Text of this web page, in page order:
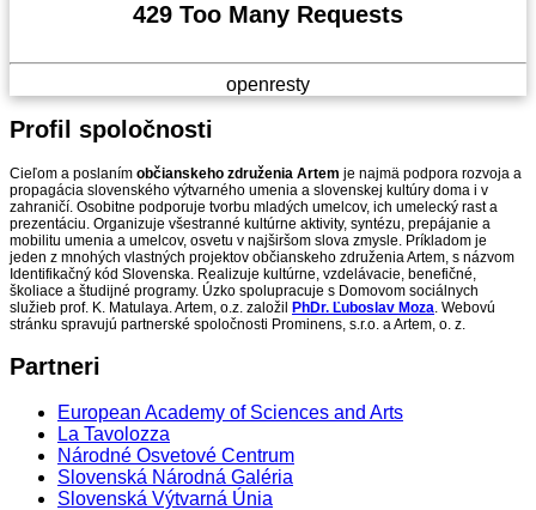
429 Too Many Requests
openresty
Profil spoločnosti
Cieľom a poslaním občianskeho združenia Artem je najmä podpora rozvoja a
propagácia slovenského výtvarného umenia a slovenskej kultúry doma i v
zahraničí. Osobitne podporuje tvorbu mladých umelcov, ich umelecký rast a
prezentáciu. Organizuje všestranné kultúrne aktivity, syntézu, prepájanie a
mobilitu umenia a umelcov, osvetu v najširšom slova zmysle. Príkladom je
jeden z mnohých vlastných projektov občianskeho združenia Artem, s názvom
Identifikačný kód Slovenska. Realizuje kultúrne, vzdelávacie, benefičné,
školiace a študijné programy. Úzko spolupracuje s Domovom sociálnych
služieb prof. K. Matulaya. Artem, o.z. založil PhDr. Ľuboslav Moza . Webovú
stránku spravujú partnerské spoločnosti Prominens, s.r.o. a Artem, o. z.
Partneri
European Academy of Sciences and Arts
La Tavolozza
Národné Osvetové Centrum
Slovenská Národná Galéria
Slovenská Výtvarná Únia